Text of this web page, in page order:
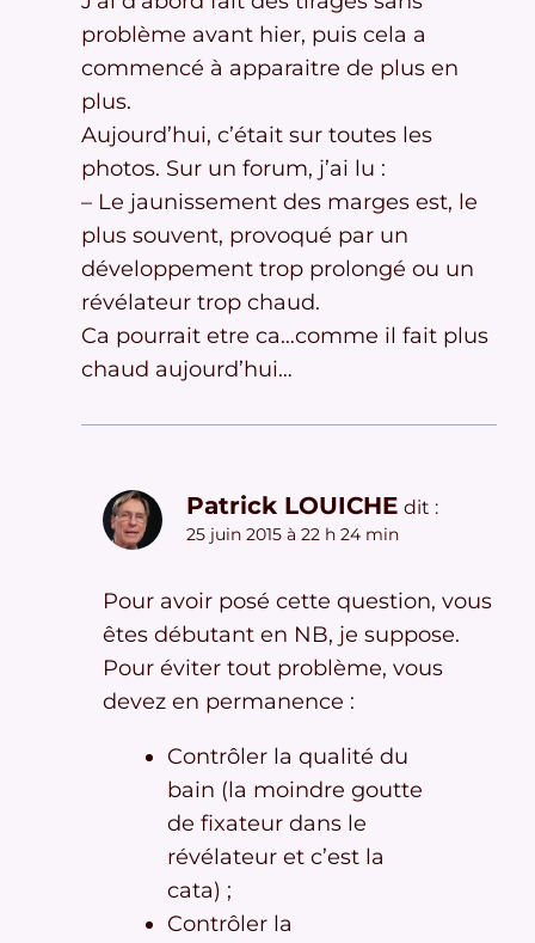
problème avant hier, puis cela a
commencé à apparaitre de plus en
plus.
Aujourd’hui, c’était sur toutes les
photos. Sur un forum, j’ai lu :
– Le jaunissement des marges est, le
plus souvent, provoqué par un
développement trop prolongé ou un
révélateur trop chaud.
Ca pourrait etre ca…comme il fait plus
chaud aujourd’hui…
Patrick LOUICHE dit :
25 juin 2015 à 22 h 24 min
Pour avoir posé cette question, vous
êtes débutant en NB, je suppose.
Pour éviter tout problème, vous
devez en permanence :
Contrôler la qualité du
bain (la moindre goutte
de fixateur dans le
révélateur et c’est la
cata) ;
Contrôler la